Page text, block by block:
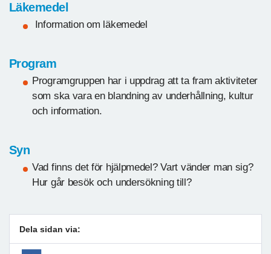
Läkemedel
Information om läkemedel
Program
Programgruppen har i uppdrag att ta fram aktiviteter
som ska vara en blandning av underhållning, kultur
och information.
Syn
Vad finns det för hjälpmedel? Vart vänder man sig?
Hur går besök och undersökning till?
Dela sidan via: